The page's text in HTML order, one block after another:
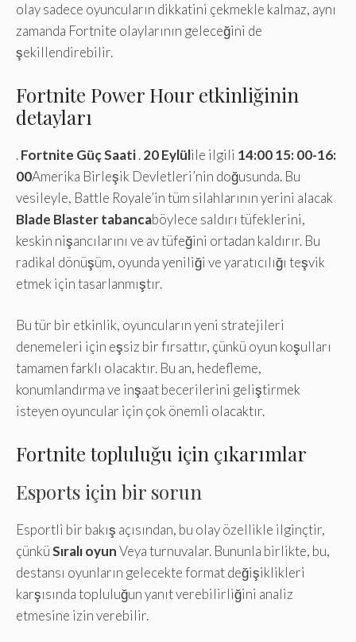
olay sadece oyuncuların dikkatini çekmekle kalmaz, aynı
zamanda Fortnite olaylarının geleceğini de
şekillendirebilir.
Fortnite Power Hour etkinliğinin
detayları
.Fortnite Güç Saati.20 Eylülile ilgili 14:00 15: 00-16:
00Amerika Birleşik Devletleri’nin doğusunda. Bu
vesileyle, Battle Royale’in tüm silahlarının yerini alacak
Blade Blaster tabancaböylece saldırı tüfeklerini,
keskin nişancılarını ve av tüfeğini ortadan kaldırır. Bu
radikal dönüşüm, oyunda yeniliği ve yaratıcılığı teşvik
etmek için tasarlanmıştır.
Bu tür bir etkinlik, oyuncuların yeni stratejileri
denemeleri için eşsiz bir fırsattır, çünkü oyun koşulları
tamamen farklı olacaktır. Bu an, hedefleme,
konumlandırma ve inşaat becerilerini geliştirmek
isteyen oyuncular için çok önemli olacaktır.
Fortnite topluluğu için çıkarımlar
Esports için bir sorun
Esportli bir bakış açısından, bu olay özellikle ilginçtir,
çünküSıralı oyunVeya turnuvalar. Bununla birlikte, bu,
destansı oyunların gelecekte format değişiklikleri
karşısında topluluğun yanıt verebilirliğini analiz
etmesine izin verebilir.